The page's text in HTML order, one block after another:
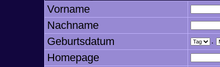
Vorname
Nachname
Geburtsdatum
.
Homepage